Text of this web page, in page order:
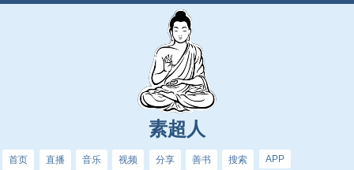
素超人
首页 直播 音乐 视频 分享 善书 搜索 APP